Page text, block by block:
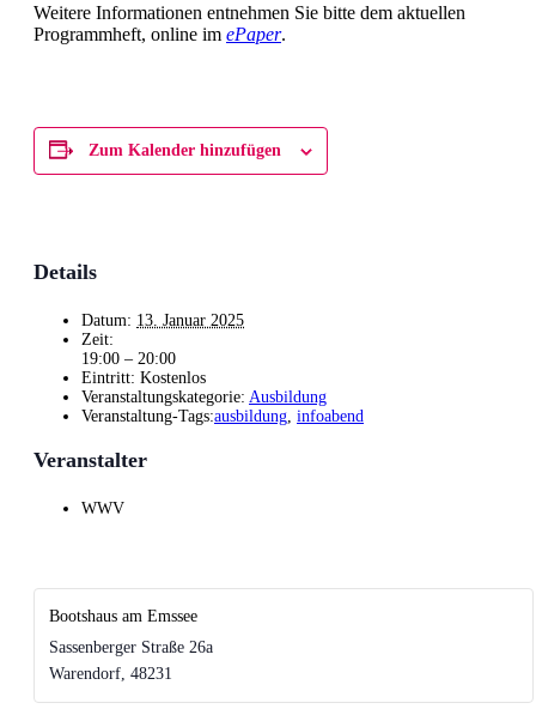
Weitere Informationen entnehmen Sie bitte dem aktuellen
Programmheft, online im ePaper.
Zum Kalender hinzufügen
Details
Datum: 13. Januar 2025
Zeit:
19:00 – 20:00
Eintritt: Kostenlos
Veranstaltungskategorie: Ausbildung
Veranstaltung-Tags:ausbildung, infoabend
Veranstalter
WWV
Bootshaus am Emssee
Sassenberger Straße 26a
Warendorf, 48231